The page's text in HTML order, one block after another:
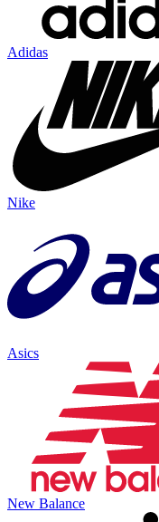
Adidas
Nike
Asics
New Balance